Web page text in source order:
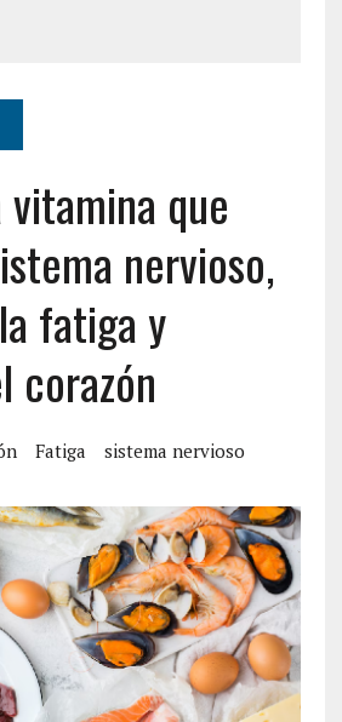
vitamina que
nervioso,
fatiga y
corazón
Fatiga
sistema nervioso